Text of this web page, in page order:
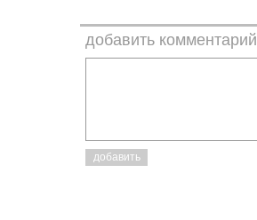
добавить комментарий
добавить